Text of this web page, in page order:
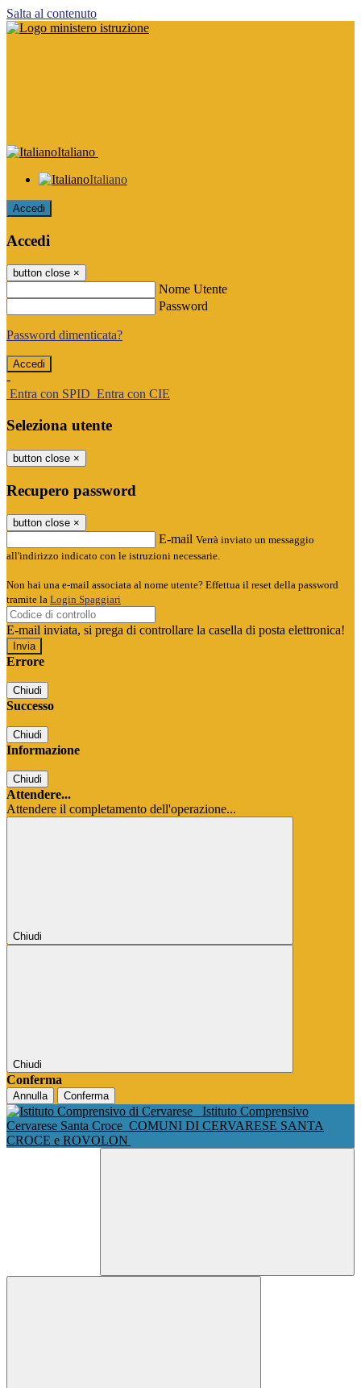
Salta al contenuto
Italiano
Italiano
Accedi
Accedi
button close ×
Nome Utente
Password
Password dimenticata?
-
Entra con SPID Entra con CIE
Seleziona utente
button close ×
Recupero password
button close ×
E-mail Verrà inviato un messaggio
all'indirizzo indicato con le istruzioni necessarie.
Non hai una e-mail associata al nome utente? Effettua il reset della password
tramite la Login Spaggiari
E-mail inviata, si prega di controllare la casella di posta elettronica!
Errore
Chiudi
Successo
Chiudi
Informazione
Chiudi
Attendere...
Attendere il completamento dell'operazione...
Chiudi
Chiudi
Conferma
Annulla Conferma
Istituto Comprensivo
Cervarese Santa Croce COMUNI DI CERVARESE SANTA
CROCE e ROVOLON